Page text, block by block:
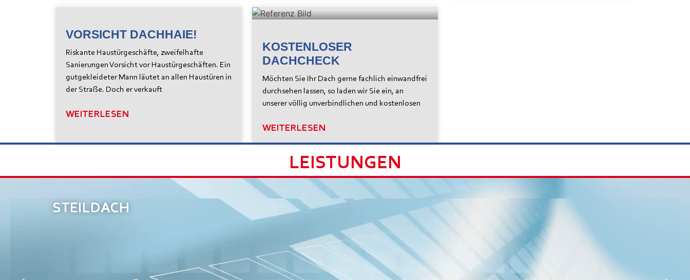
VORSICHT DACHHAIE!
Riskante Haustürgeschäfte, zweifelhafte
Sanierungen Vorsicht vor Haustürgeschäften. Ein
gutgekleideter Mann läutet an allen Haustüren in
der Straße. Doch er verkauft
WEITERLESEN
KOSTENLOSER
DACHCHECK
Möchten Sie Ihr Dach gerne fachlich einwandfrei
durchsehen lassen, so laden wir Sie ein, an
unserer völlig unverbindlichen und kostenlosen
WEITERLESEN
LEISTUNGEN
STEILDACH